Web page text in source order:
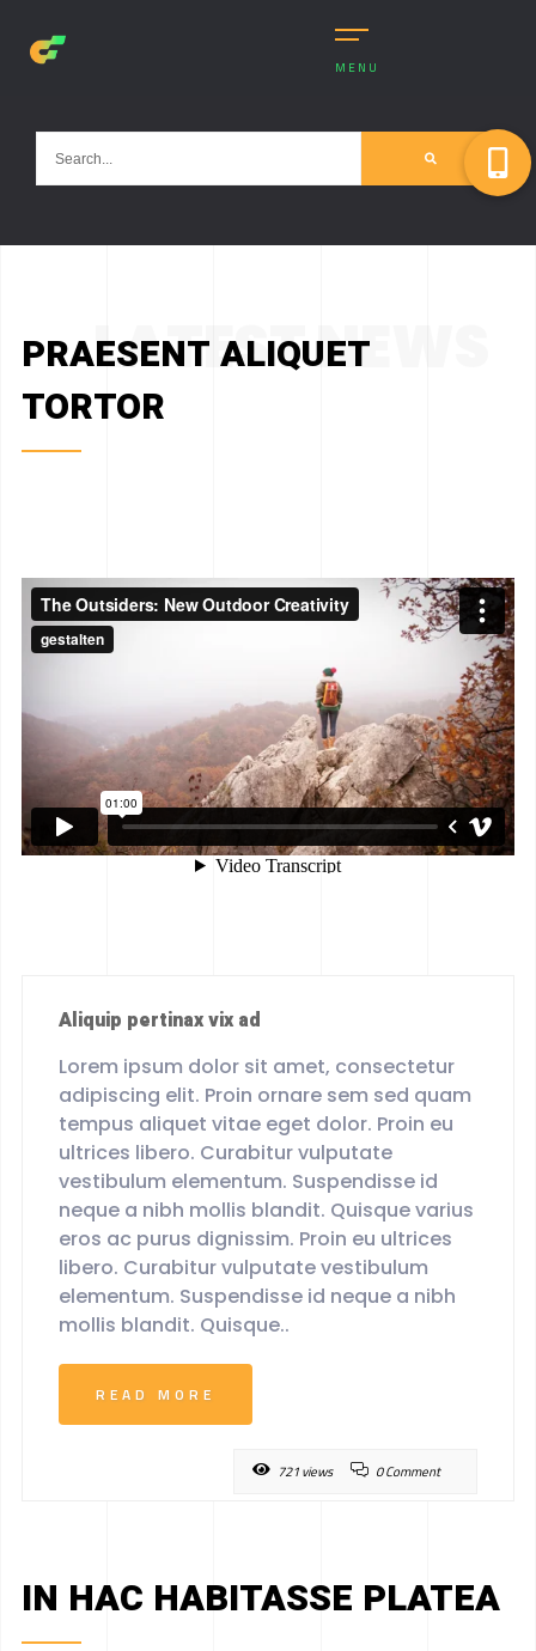
MENU
LATEST NEWS
PRAESENT ALIQUET
TORTOR
Aliquip pertinax vix ad
Lorem ipsum dolor sit amet, consectetur
adipiscing elit. Proin ornare sem sed quam
tempus aliquet vitae eget dolor. Proin eu
ultrices libero. Curabitur vulputate
vestibulum elementum. Suspendisse id
neque a nibh mollis blandit. Quisque varius
eros ac purus dignissim. Proin eu ultrices
libero. Curabitur vulputate vestibulum
elementum. Suspendisse id neque a nibh
mollis blandit. Quisque..
READ MORE
721 views 0 Comment
IN HAC HABITASSE PLATEA